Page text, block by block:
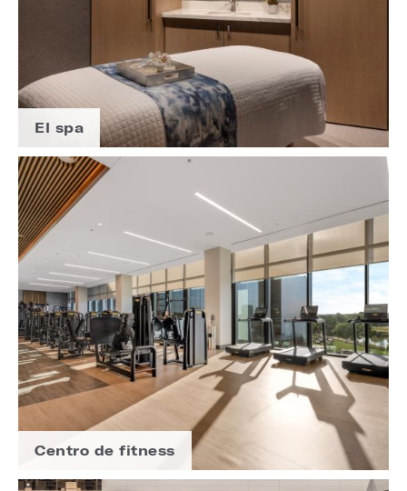
El spa
Centro de fitness